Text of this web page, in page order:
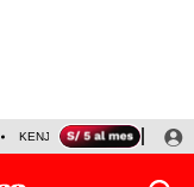
KENJI FUJIMORI